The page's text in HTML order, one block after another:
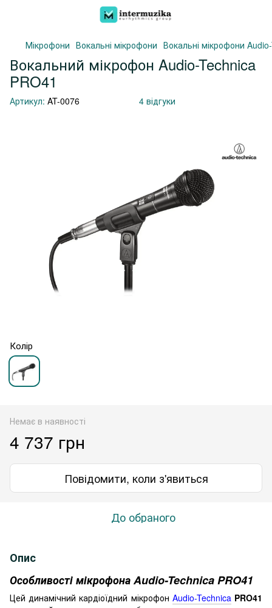
Мікрофони Вокальні мікрофони Вокальні мікрофони
Вокальний мікрофон Audio-Technica
PRO41
Артикул: AT-0076 4 відгуки
Колір
Немає в наявності
4 737 грн
Повідомити, коли з'явиться
До обраного
Опис
Особливості мікрофона Audio-Technica PRO41
Цей динамічний кардіоїдний мікрофон Audio-Technica PRO41